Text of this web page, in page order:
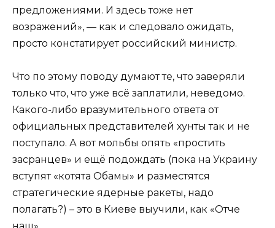
предложениями. И здесь тоже нет
возражений», — как и следовало ожидать,
просто констатирует российский министр.
Что по этому поводу думают те, что заверяли
только что, что уже всё заплатили, неведомо.
Какого-либо вразумительного ответа от
официальных представителей хунты так и не
поступало. А вот мольбы опять «простить
засранцев» и ещё подождать (пока на Украину
вступят «котята Обамы» и разместятся
стратегические ядерные ракеты, надо
полагать?) – это в Киеве выучили, как «Отче